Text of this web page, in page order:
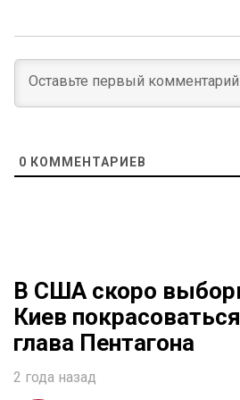
0 КОММЕНТАРИЕВ
В США скоро
Киев
глава Пентагона
2 года назад